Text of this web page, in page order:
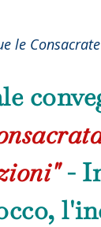
le Consacrate
-